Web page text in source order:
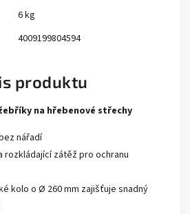
produktu
na hřebenové střechy
nářadí
rozkládající zátěž pro ochranu
kolo oØ 260 mm zajišťuje snadný
6 kg
4009199804594